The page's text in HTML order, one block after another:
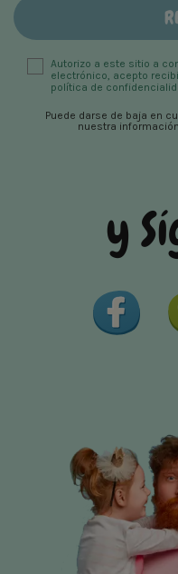
Puede darse de baja en
nuestra
Autorizo ​​a este sitio a
electrónico, acepto
política de
y